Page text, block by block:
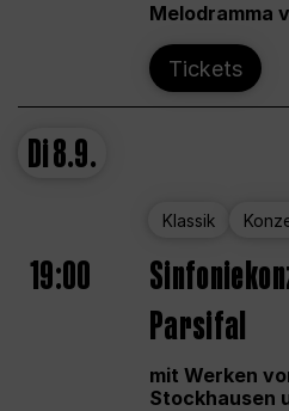
Melodramma
Tickets
Di8.9.
Klassik
19:00
Parsifal
mit Werken
Stockhausen